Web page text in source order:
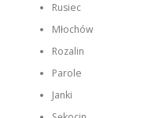
Rusiec
Młochów
Rozalin
Parole
Janki